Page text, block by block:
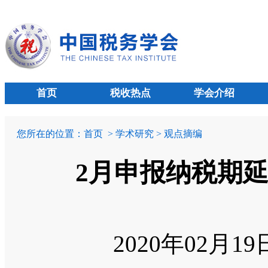
首页 税收热点 学会介绍
您所在的位置： 首页 > 学术研究 > 观点摘编
2月申报纳税期
2020年02月19